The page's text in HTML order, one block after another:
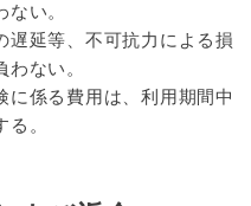
い。
遅延等、不可抗力による損
ない。
に係る費用は、利用期間中
。